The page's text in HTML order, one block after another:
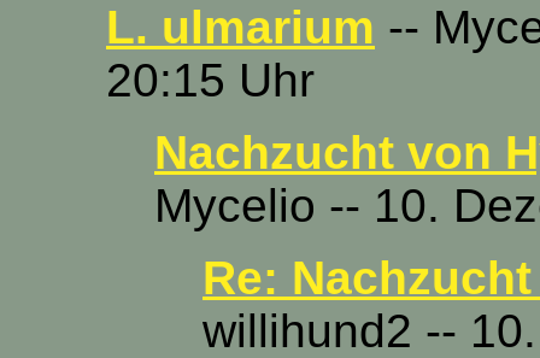
L. ulmarium --
20:15 Uhr
Nachzucht von
Mycelio -- 10.
Re:
willihund2 --